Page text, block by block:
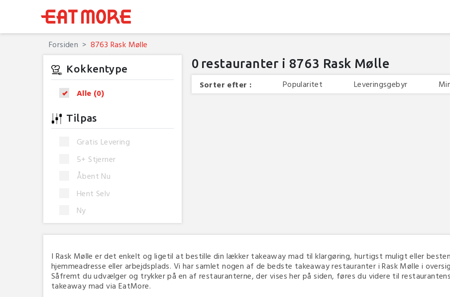
Forsiden 8763 Rask Mølle
Kokkentype
Alle (0)
Tilpas
Gratis Levering
5+ Stjerner
Åbent Nu
Hent Selv
Ny
0 restauranter i 8763 Rask Mølle
Sorter efter : Popularitet Leveringsgebyr
I Rask Mølle er det enkelt og ligetil at bestille din lækker takeaway mad til klargøring, hurtigst muligt eller
hjemmeadresse eller arbejdsplads. Vi har samlet nogen af de bedste takeaway restauranter i Rask Mølle i
Såfremt du udvælger og trykker på en af restauranterne, der vises her på siden, føres du videre til
takeaway mad via EatMore.